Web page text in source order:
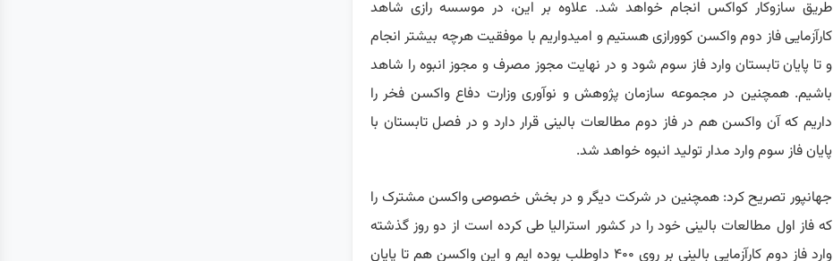
طریق سازوکار کواکس انجام خواهد شد. علاوه بر این، در موسسه رازی شاهد
کارآزمایی فاز دوم واکسن کوورازی هستیم و امیدواریم با موفقیت هرچه بیشتر انجام
و تا پایان تابستان وارد فاز سوم شود و در نهایت مجوز مصرف و مجوز انبوه را شاهد
باشیم. همچنین در مجموعه سازمان پژوهش و نوآوری وزارت دفاع واکسن فخر را
داریم که آن واکسن هم در فاز دوم مطالعات بالینی قرار دارد و در فصل تابستان با
پایان فاز سوم وارد مدار تولید انبوه خواهد شد.
جهانپور تصریح کرد: همچنین در شرکت دیگر و در بخش خصوصی واکسن مشترک را
که فاز اول مطالعات بالینی خود را در کشور استرالیا طی کرده است از دو روز گذشته
وارد فاز دوم کارآزمایی بالینی بر روی ۴۰۰ داوطلب بوده ایم و این واکسن هم تا پایان